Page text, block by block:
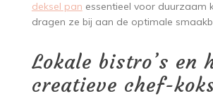
deksel pan essentieel voor duurzaam
dragen ze bij aan de optimale
Lokale bistro’s en
creatieve chef-